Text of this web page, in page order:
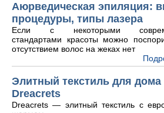
Аюрведическая эпиляция:
процедуры, типы лазера
Если с некоторыми
стандартами красоты можно
отсутствием волос на жеках нет
Элитный текстиль для дома
Dreacrets
Dreacrets — элитный текстиль с